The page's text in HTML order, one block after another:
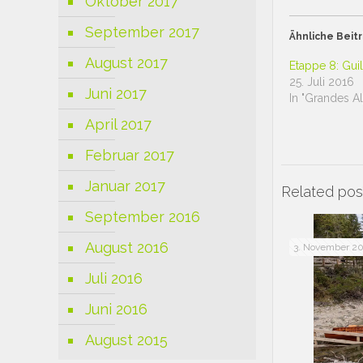
teilen
in
neuem
geöffnet)
in
Ähnliche
Etappe 8:
25. Juli 2016
In "Grandes
Related
3. November
September 2017
August 2017
Juni 2017
April 2017
Februar 2017
Januar 2017
September 2016
August 2016
Juli 2016
Juni 2016
August 2015